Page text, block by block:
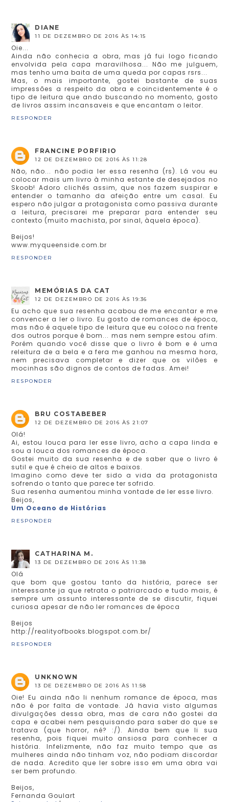
DIANE
11 DE DEZEMBRO DE 2016 ÀS 14:15
Oie...
Ainda não conhecia a obra, mas já fui logo ficando
envolvida pela capa maravilhosa... Não me julguem,
mas tenho uma baita de uma queda por capas rsrs...
Mas, o mais importante, gostei bastante de suas
impressões a respeito da obra e coincidentemente é o
tipo de leitura que ando buscando no momento, gosto
de livros assim incansaveis e que encantam o leitor.
RESPONDER
FRANCINE PORFIRIO
12 DE DEZEMBRO DE 2016 ÀS 11:28
Não, não... não podia ler essa resenha (rs). Lá vou eu
colocar mais um livro à minha estante de desejados no
Skoob! Adoro clichês assim, que nos fazem suspirar e
entender o tamanho da afeição entre um casal. Eu
espero não julgar a protagonista como passiva durante
a leitura, precisarei me preparar para entender seu
contexto (muito machista, por sinal, àquela época).
Beijos!
www.myqueenside.com.br
RESPONDER
MEMÓRIAS DA CAT
12 DE DEZEMBRO DE 2016 ÀS 19:36
Eu acho que sua resenha acabou de me encantar e me
convencer a ler o livro. Eu gosto de romances de época,
mas não é aquele tipo de leitura que eu coloco na frente
dos outros porque é bom... mas nem sempre estou afim.
Porém quando você disse que o livro é bom e é uma
releitura de a bela e a fera me ganhou na mesma hora,
nem precisava completar e dizer que os vilões e
mocinhas são dignos de contos de fadas. Amei!
RESPONDER
BRU COSTABEBER
12 DE DEZEMBRO DE 2016 ÀS 21:07
Olá!
Ai, estou louca para ler esse livro, acho a capa linda e
sou a louca dos romances de época.
Gostei muito da sua resenha e de saber que o livro é
sutil e que é cheio de altos e baixos.
Imagino como deve ter sido a vida da protagonista
sofrendo o tanto que parece ter sofrido.
Sua resenha aumentou minha vontade de ler esse livro.
Beijos,
Um Oceano de Histórias
RESPONDER
CATHARINA M.
13 DE DEZEMBRO DE 2016 ÀS 11:38
Olá
que bom que gostou tanto da história, parece ser
interessante ja que retrata o patriarcado e tudo mais, é
sempre um assunto interessante de se discutir, fiquei
curiosa apesar de não ler romances de época
Beijos
http://realityofbooks.blogspot.com.br/
RESPONDER
UNKNOWN
13 DE DEZEMBRO DE 2016 ÀS 11:58
Oie! Eu ainda não li nenhum romance de época, mas
não é por falta de vontade. Já havia visto algumas
divulgações dessa obra, mas de cara não gostei da
capa e acabei nem pesquisando para saber do que se
tratava (que horror, né? :/). Ainda bem que li sua
resenha, pois fiquei muito ansiosa para conhecer a
história. Infelizmente, não faz muito tempo que as
mulheres ainda não tinham voz, não podiam discordar
de nada. Acredito que ler sobre isso em uma obra vai
ser bem profundo.
Beijos,
Fernanda Goulart